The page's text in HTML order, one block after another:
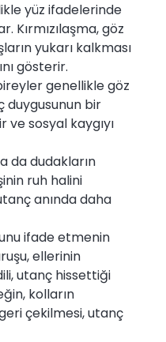
yüz ifadelerinde
Kırmızılaşma, göz
yukarı kalkması
gösterir.
genellikle göz
duygusunun bir
sosyal kaygıyı
da dudakların
ruh halini
anında daha
ifade etmenin
ellerinin
utanç hissettiği
kolların
çekilmesi, utanç